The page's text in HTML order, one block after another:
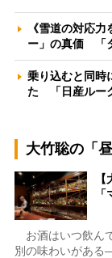
《雪道の対応
ー」の真価 「
乗り込むと同時
た 「日産ルー
大竹聡の「
お酒はいつ飲ん
別の味わいがあ